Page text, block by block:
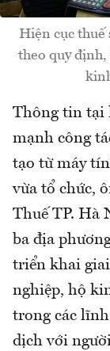
Hiện cục thuế
theo quy
Thông tin tại
mạnh công
tạo từ máy
vừa tổ chức,
Thuế TP. Hà
ba địa
triển khai giai
nghiệp, hộ
trong các
dịch với